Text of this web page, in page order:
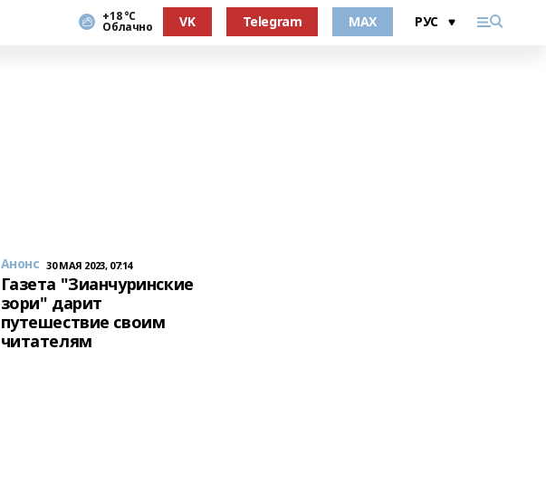
+18 °С
Облачно VK Telegram MAX
Анонс 30 МАЯ 2023, 07:14
Газета "Зианчуринские
зори" дарит
путешествие своим
читателям